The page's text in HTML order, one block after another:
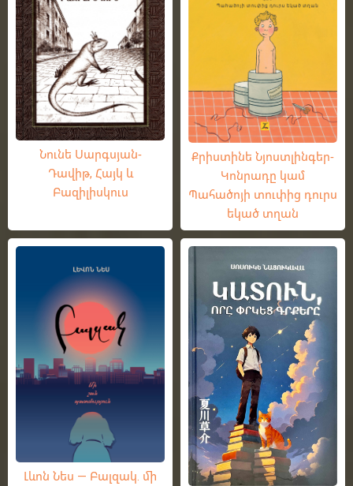
Նունե Սարգսյան-
Դավիթ, Հայկ և
Բազիլիսկուս
Քրիստինե Նյոստլինգեր-
Կոնրադը կամ
Պահածոյի տուփից դուրս
եկած տղան
Լևոն Նես — Բալզակ. մի